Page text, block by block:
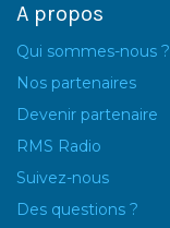
A propos
Qui sommes-nous ?
Nos partenaires
Devenir partenaire
RMS Radio
Suivez-nous
Des questions ?